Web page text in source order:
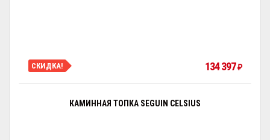
СКИДКА! 134 397₽
КАМИННАЯ ТОПКА SEGUIN CELSIUS